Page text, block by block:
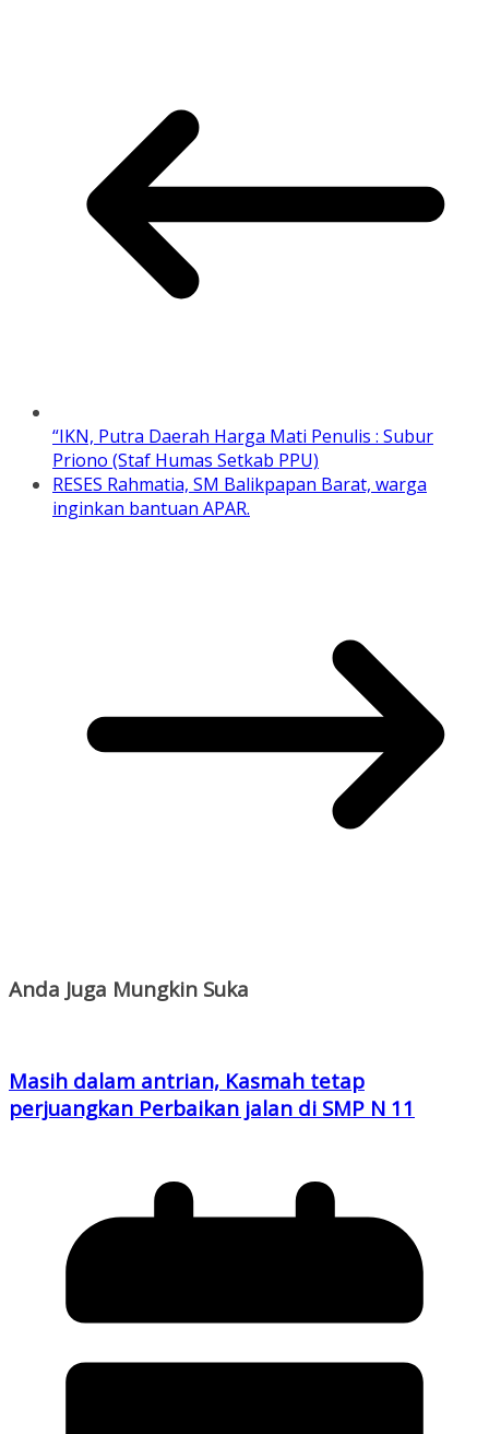
“IKN, Putra Daerah Harga Mati Penulis : Subur
Priono (Staf Humas Setkab PPU)
RESES Rahmatia, SM Balikpapan Barat, warga
inginkan bantuan APAR.
Anda Juga Mungkin Suka
Masih dalam antrian, Kasmah tetap
perjuangkan Perbaikan jalan di SMP N 11